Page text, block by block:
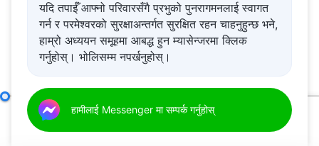
परमेश्‍वरको वचन | “अगुवा र
कामदारहरूका जिम्‍मेवारीहरू (१५)”
(खण्ड पाँच)
परमेश्‍वरको वचन | “सम्पूर्ण
ब्रह्माण्डको निम्ति परमेश्‍वरका
यदि तपाईँ आफ्नो परिवारसँगै प्रभुको पुनरागमनलाई स्वागत
गर्न र परमेश्‍वरको सुरक्षाअन्तर्गत सुरक्षित रहन चाहनुहुन्छ भने,
हाम्रो अध्ययन समूहमा आबद्ध हुन म्यासेन्जरमा क्लिक
गर्नुहोस्। भोलिसम्म नपर्खनुहोस्।
हामीलाई Messenger मा सम्पर्क गर्नुहोस्
अगुवा र कामदारहरूका जिम्‍मेवारीहरू (२७)खण्ड छ